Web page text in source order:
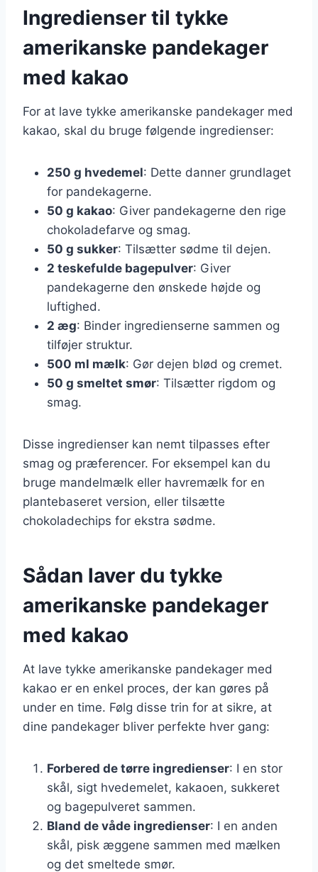
Ingredienser til tykke
amerikanske pandekager
med kakao
For at lave tykke amerikanske pandekager med
kakao, skal du bruge følgende ingredienser:
250 g hvedemel: Dette danner grundlaget
for pandekagerne.
50 g kakao: Giver pandekagerne den rige
chokoladefarve og smag.
50 g sukker: Tilsætter sødme til dejen.
2 teskefulde bagepulver: Giver
pandekagerne den ønskede højde og
luftighed.
2 æg: Binder ingredienserne sammen og
tilføjer struktur.
500 ml mælk: Gør dejen blød og cremet.
50 g smeltet smør: Tilsætter rigdom og
smag.
Disse ingredienser kan nemt tilpasses efter
smag og præferencer. For eksempel kan du
bruge mandelmælk eller havremælk for en
plantebaseret version, eller tilsætte
chokoladechips for ekstra sødme.
Sådan laver du tykke
amerikanske pandekager
med kakao
At lave tykke amerikanske pandekager med
kakao er en enkel proces, der kan gøres på
under en time. Følg disse trin for at sikre, at
dine pandekager bliver perfekte hver gang:
Forbered de tørre ingredienser: I en stor
skål, sigt hvedemelet, kakaoen, sukkeret
og bagepulveret sammen.
Bland de våde ingredienser: I en anden
skål, pisk æggene sammen med mælken
og det smeltede smør.